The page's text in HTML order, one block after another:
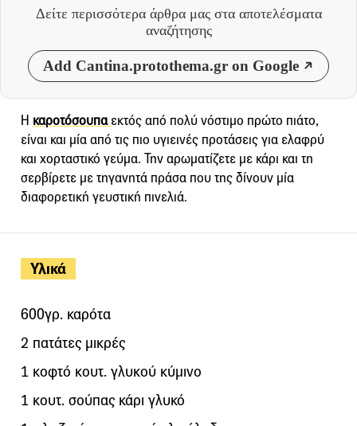
Δείτε περισσότερα άρθρα μας στα αποτελέσματα
αναζήτησης
Add Cantina.protothema.gr on Google
Υλικά
600γρ. καρότα
2 πατάτες μικρές
1 κοφτό κουτ. γλυκού κύμινο
1 κουτ. σούπας κάρι γλυκό
Η καροτόσουπαεκτός από πολύ νόστιμο πρώτο πιάτο,
είναι και μία από τις πιο υγιεινές προτάσεις για ελαφρύ
και χορταστικό γεύμα. Την αρωματίζετε με κάρι και τη
σερβίρετε με τηγανητά πράσα που της δίνουν μία
διαφορετική γευστική πινελιά.